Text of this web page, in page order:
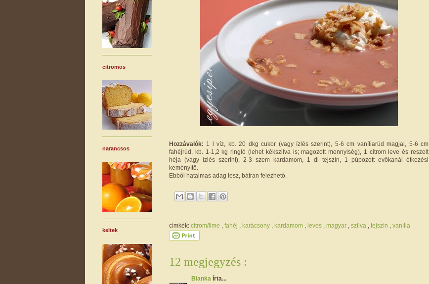
Hozzávalók: 1 l víz, kb. 20 dkg cukor (vagy ízlés szerint), 5-6 cm vaníliarúd magjai, 5-6 cm
fahéjrúd, kb. 1-1,2 kg ringló (lehet kékszilva is; magozott mennyiség), 1 citrom leve és reszelt
héja (vagy ízlés szerint), 2-3 szem kardamom, 1 dl tejszín, 1 púpozott evőkanál étkezési
keményítő.
Ebből hatalmas adag lesz, bátran felezhető.
címkék: citrom/lime fahéj karácsony kardamom leves magyar szilva tejszín vanília
12 megjegyzés :
Bianka írta...
citromos
narancsos
keltek